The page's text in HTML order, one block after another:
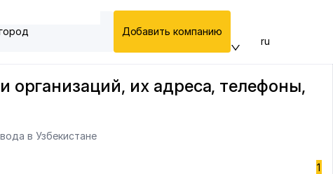
Добавить компанию
ru
организаций, их адреса, телефоны,
в Узбекистане
1